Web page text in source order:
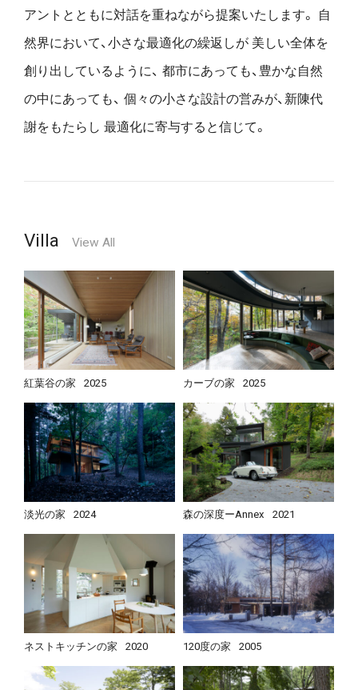
アントとともに対話を重ねながら提案いたします。
自
然界において、小さな最適化の繰返しが 美しい全体を
創り出しているように、 都市にあっても、豊かな自然
の中にあっても、 個々の小さな設計の営みが、新陳代
謝をもたらし 最適化に寄与すると信じて。
Villa View All
紅葉谷の家 2025 カーブの家 2025
淡光の家 2024 森の深度ーAnnex 2021
ネストキッチンの家 2020 120度の家 2005